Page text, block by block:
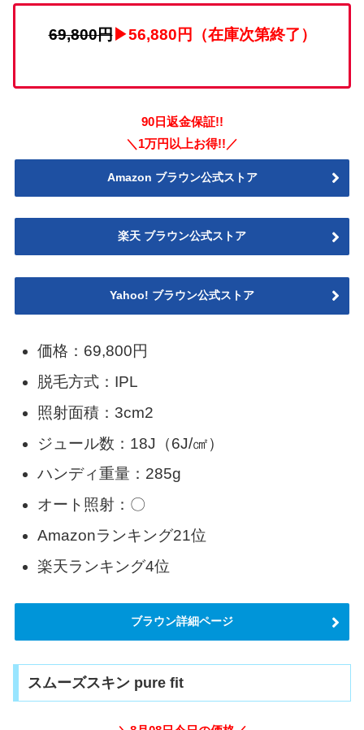
69,800円▶56,880円（在庫次第終了）
90日返金保証!!
＼1万円以上お得!!／
Amazon ブラウン公式ストア
楽天 ブラウン公式ストア
Yahoo! ブラウン公式ストア
価格：69,800円
脱毛方式：IPL
照射面積：3cm2
ジュール数：18J（6J/㎠）
ハンディ重量：285g
オート照射：〇
Amazonランキング21位
楽天ランキング4位
ブラウン詳細ページ
スムーズスキン pure fit